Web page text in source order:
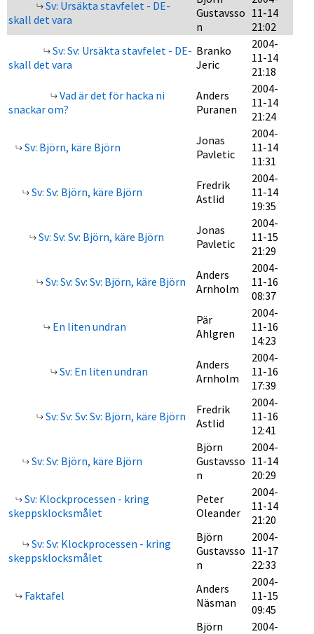
Sv: Ursäkta stavfelet - DE-
skall det vara
Gustavsso
n
11-14
21:02
Sv: Sv: Ursäkta stavfelet - DE-
skall det vara
Branko
Jeric
2004-
11-14
21:18
Vad är det för hacka ni
snackar om?
Anders
Puranen
2004-
11-14
21:24
Sv: Björn, käre Björn
Jonas
Pavletic
2004-
11-14
11:31
Sv: Sv: Björn, käre Björn
Fredrik
Astlid
2004-
11-14
19:35
Sv: Sv: Sv: Björn, käre Björn
Jonas
Pavletic
2004-
11-15
21:29
Sv: Sv: Sv: Sv: Björn, käre Björn
Anders
Arnholm
2004-
11-16
08:37
En liten undran
Pär
Ahlgren
2004-
11-16
14:23
Sv: En liten undran
Anders
Arnholm
2004-
11-16
17:39
Sv: Sv: Sv: Sv: Björn, käre Björn
Fredrik
Astlid
2004-
11-16
12:41
Sv: Sv: Björn, käre Björn
Björn
Gustavsso
n
2004-
11-14
20:29
Sv: Klockprocessen - kring
skeppsklocksmålet
Peter
Oleander
2004-
11-14
21:20
Sv: Sv: Klockprocessen - kring
skeppsklocksmålet
Björn
Gustavsso
n
2004-
11-17
22:33
Faktafel
Anders
Näsman
2004-
11-15
09:45
Björn
2004-